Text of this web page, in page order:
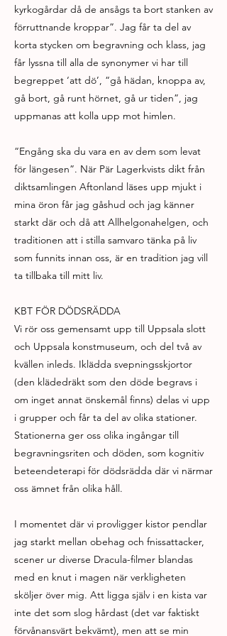
kyrkogårdar då de ansågs ta bort stanken av
förruttnande kroppar”. Jag får ta del av
korta stycken om begravning och klass, jag
får lyssna till alla de synonymer vi har till
begreppet ‘att dö’, “gå hädan, knoppa av,
gå bort, gå runt hörnet, gå ur tiden”, jag
uppmanas att kolla upp mot himlen.
“Engång ska du vara en av dem som levat
för längesen”. När Pär Lagerkvists dikt från
diktsamlingen Aftonland läses upp mjukt i
mina öron får jag gåshud och jag känner
starkt där och då att Allhelgonahelgen, och
traditionen att i stilla samvaro tänka på liv
som funnits innan oss, är en tradition jag vill
ta tillbaka till mitt liv.
KBT FÖR DÖDSRÄDDA
Vi rör oss gemensamt upp till Uppsala slott
och Uppsala konstmuseum, och del två av
kvällen inleds. Iklädda svepningsskjortor
(den klädedräkt som den döde begravs i
om inget annat önskemål finns) delas vi upp
i grupper och får ta del av olika stationer.
Stationerna ger oss olika ingångar till
begravningsriten och döden, som kognitiv
beteendeterapi för dödsrädda där vi närmar
oss ämnet från olika håll.
I momentet där vi provligger kistor pendlar
jag starkt mellan obehag och fnissattacker,
scener ur diverse Dracula-filmer blandas
med en knut i magen när verkligheten
sköljer över mig. Att ligga själv i en kista var
inte det som slog hårdast (det var faktiskt
förvånansvärt bekvämt), men att se min